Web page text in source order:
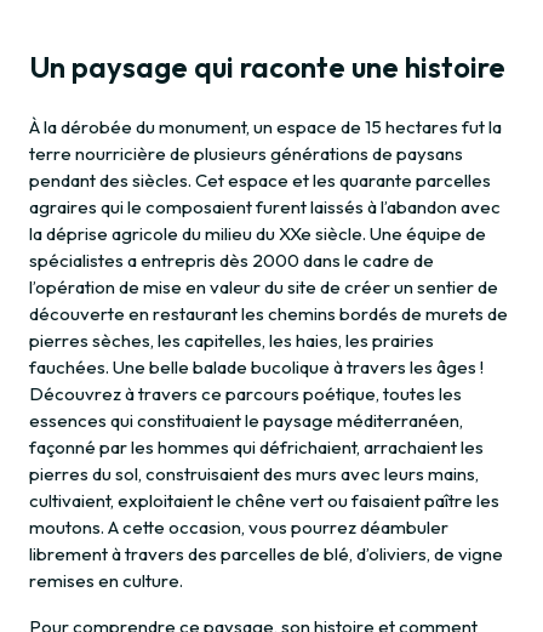
Un paysage qui raconte une histoire
À la dérobée du monument, un espace de 15 hectares fut la
terre nourricière de plusieurs générations de paysans
pendant des siècles. Cet espace et les quarante parcelles
agraires qui le composaient furent laissés à l’abandon avec
la déprise agricole du milieu du XXe siècle. Une équipe de
spécialistes a entrepris dès 2000 dans le cadre de
l’opération de mise en valeur du site de créer un sentier de
découverte en restaurant les chemins bordés de murets de
pierres sèches, les capitelles, les haies, les prairies
fauchées. Une belle balade bucolique à travers les âges !
Découvrez à travers ce parcours poétique, toutes les
essences qui constituaient le paysage méditerranéen,
façonné par les hommes qui défrichaient, arrachaient les
pierres du sol, construisaient des murs avec leurs mains,
cultivaient, exploitaient le chêne vert ou faisaient paître les
moutons. A cette occasion, vous pourrez déambuler
librement à travers des parcelles de blé, d’oliviers, de vigne
remises en culture.
Pour comprendre ce paysage, son histoire et comment